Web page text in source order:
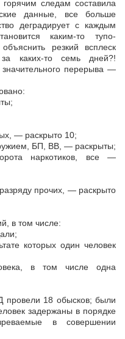
следам составила
данные, все больше
деградирует с каждым
каким-то тупо-
резкий всплеск
за каких-то семь дней?!
перерыва —
— раскрыто 10;
БП, ВВ, — раскрыты;
наркотиков, все —
прочих, — раскрыто
в том числе:
которых один человек
в том числе одна
провели 18 обысков; были
задержаны в порядке
в совершении